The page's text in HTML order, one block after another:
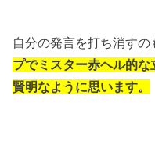
自分の発言を打ち消すの
プでミスター赤ヘル的
賢明なように思います。